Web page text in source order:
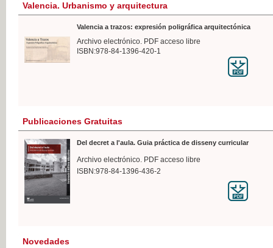
Valencia. Urbanismo y arquitectura
Valencia a trazos: expresión poligráfica arquitectónica
Archivo electrónico. PDF acceso libre
ISBN:978-84-1396-420-1
Publicaciones Gratuitas
Del decret a l'aula. Guia práctica de disseny curricular
Archivo electrónico. PDF acceso libre
ISBN:978-84-1396-436-2
Novedades